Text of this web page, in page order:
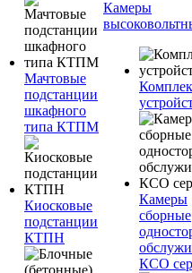
Мачтовые
подстанции
шкафного
типа КТПМ
Киосковые
подстанции
КТПН
Камеры
Камеры
сборные
КСО